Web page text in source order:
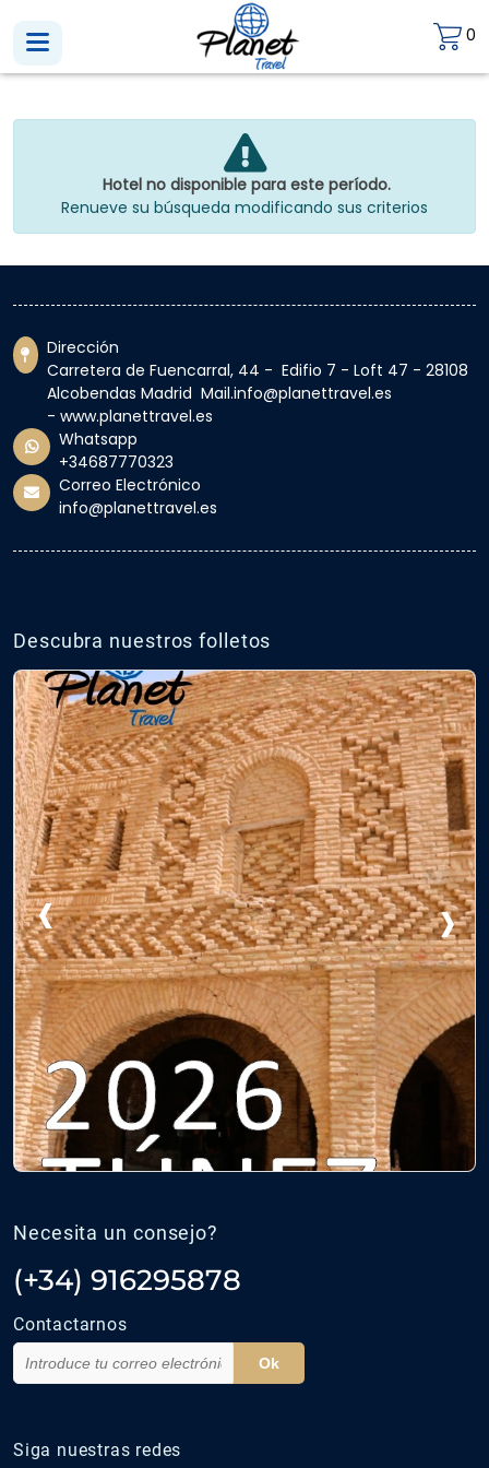
0
Hotel no disponible para este período.
Renueve su búsqueda modificando sus criterios
Dirección
Carretera de Fuencarral, 44 - Edifio 7 - Loft 47 - 28108
Alcobendas Madrid Mail.info@planettravel.es
- www.planettravel.es
Whatsapp
+34687770323
Correo Electrónico
info@planettravel.es
Descubra nuestros folletos
‹ ›
Necesita un consejo?
(+34) 916295878
Contactarnos
Ok
Siga nuestras redes